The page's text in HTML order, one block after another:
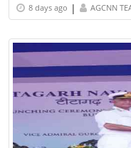
8 days ago | AGCNN